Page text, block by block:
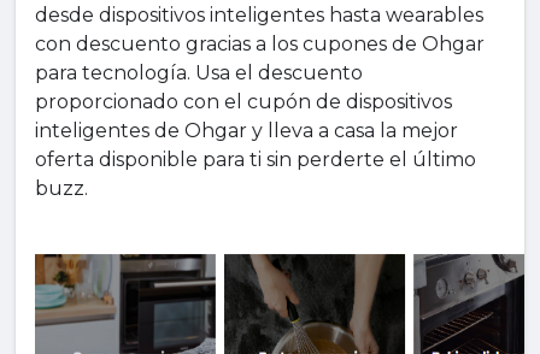
desde dispositivos inteligentes hasta wearables
con descuento gracias a los cupones de Ohgar
para tecnología. Usa el descuento
proporcionado con el cupón de dispositivos
inteligentes de Ohgar y lleva a casa la mejor
oferta disponible para ti sin perderte el último
buzz.